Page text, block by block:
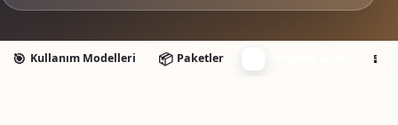
🎯 Kullanım Modelleri 📦 Paketler 🧩